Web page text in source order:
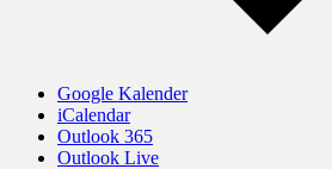
Google Kalender
iCalendar
Outlook 365
Outlook Live